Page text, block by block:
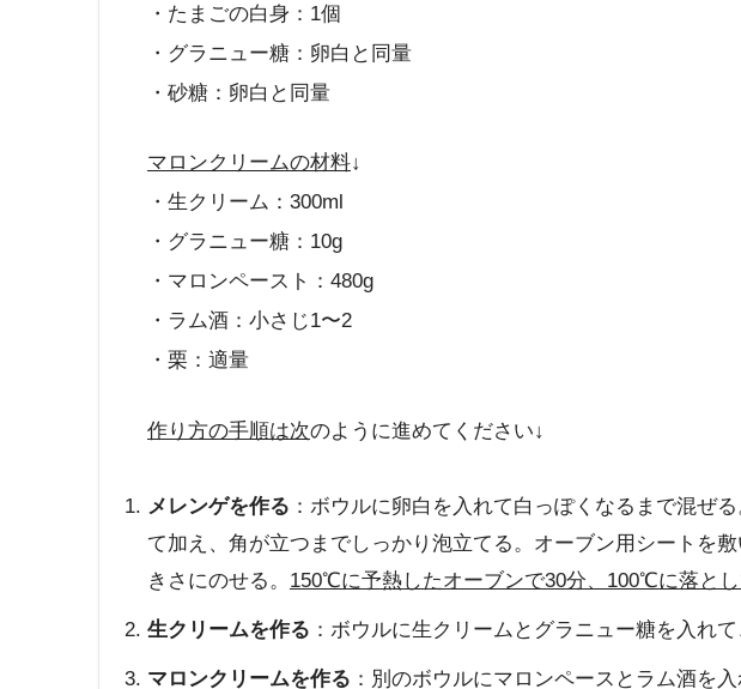
・たまごの白身：1個
・グラニュー糖：卵白と同量
・砂糖：卵白と同量
マロンクリームの材料↓
・生クリーム：300ml
・グラニュー糖：10g
・マロンペースト：480g
・ラム酒：小さじ1〜2
・栗：適量
作り方の手順は次のように進めてください↓
メレンゲを作る ：ボウルに卵白を入れて白っぽくなるまで混ぜ
て加え、角が立つまでしっかり泡立てる。オーブン用シートを
きさにのせる。 150℃に予熱したオーブンで30分、100℃に落と
生クリームを作る ：ボウルに生クリームとグラニュー糖を入れて
マロンクリームを作る ：別のボウルにマロンペースとラム酒を